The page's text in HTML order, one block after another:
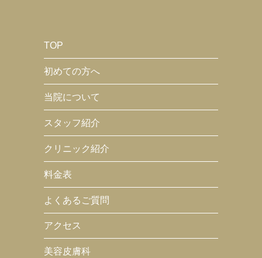
TOP
初めての方へ
当院について
スタッフ紹介
クリニック紹介
料金表
よくあるご質問
アクセス
美容皮膚科